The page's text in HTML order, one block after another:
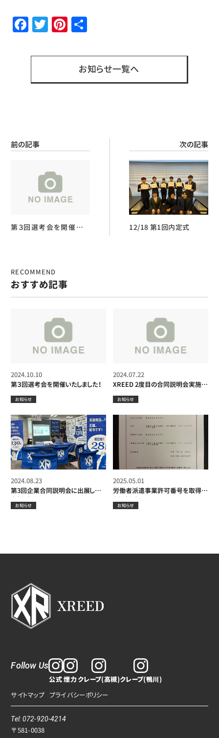
Facebook
TwitterPinterest
お知らせ一覧へ
前の記事
第３回選考会を開催いた
次の記事
12/18 第1回内定式
RECOMMEND
おすすめ記事
第３回選考会を開催いたしました！
2024.10.10
お知らせ
XREED 2度目の合同説明会実施し
ました！！
2024.07.22
お知らせ
第3回企業合同説明会に出展して
きました！
2024.08.23
お知らせ
労働者派遣事業許可番号を取得い
たしました！
2025.05.01
お知らせ
Follow Us
公式 煙力 クレープ(高槻)クレープ(鴨川)
サイトマップ プライバシーポリシー
Tel: 072-920-4214
〒581-0038